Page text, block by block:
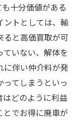
十分価値がある
ントとしては、輸
ると高価買取が可
いない、解体を
に伴い仲介料が発
てしまうといっ
はどのように利益
でお得に廃車が